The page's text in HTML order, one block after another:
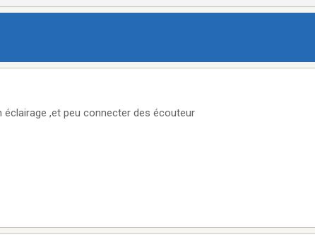
condition le couvercle se ferme et un éclairage ,et peu connecter des écouteur